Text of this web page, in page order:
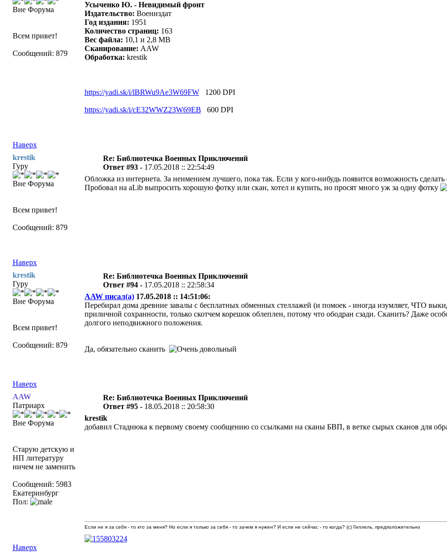
Вне Форума
Всем привет!
Сообщений: 879
Усыченко Ю. - Невидимый фронт
Издательство: Воениздат
Год издания: 1951
Количество страниц: 163
Вес файла: 10,1 и 2,8 MB
Сканирование: AAW
Oбработка: krestik
https://yadi.sk/i/lBRWu9Ae3W69FW1200 DPI
https://yadi.sk/i/cE32WWZ23W69EB 600 DPI
Наверх
krestik
Гуру
Вне Форума
Всем привет!
Сообщений: 879
Re: Библиотечка Военных Приключений
Ответ #93 - 17.05.2018 :: 22:54:49
Обложка из интернета. За неимением лучшего, пока так. Если у кого-нибудь появится возможность
Пробовал на aLib выпросить хорошую фотку или скан, хотел и купить, но просят много уж за одну фотку
Наверх
krestik
Гуру
Вне Форума
Всем привет!
Сообщений: 879
Re: Библиотечка Военных Приключений
Ответ #94 - 17.05.2018 :: 22:58:34
AAW писал(а)17.05.2018 :: 14:51:06:
Перебирал дома древние завалы с бесплатных обменных стеллажей (и помоек - иногда изумляет, ЧТО
приличной сохранности, только скотчем корешок облеплен, потому что ободран сзади. Сканить? Даже
долгого неподвижного положения.
Да, обязательно сканить
Наверх
AAW
Патриарх
Вне Форума
Старую детскую и
НП литературу
ничем не заменить
Сообщений: 5983
Екатеринбург
Пол:
Re: Библиотечка Военных Приключений
Ответ #95 - 18.05.2018 :: 20:58:30
krestik
добавил Стаднюка к первому своему сообщению со ссылками на сканы БВП, в ветке сырых сканов для
Наверх
Если не я за себя - то кто за меня? Но если я только за себя - то зачем я нужен? И если не сейчас - то когда? (с) Гиллель, предположительно